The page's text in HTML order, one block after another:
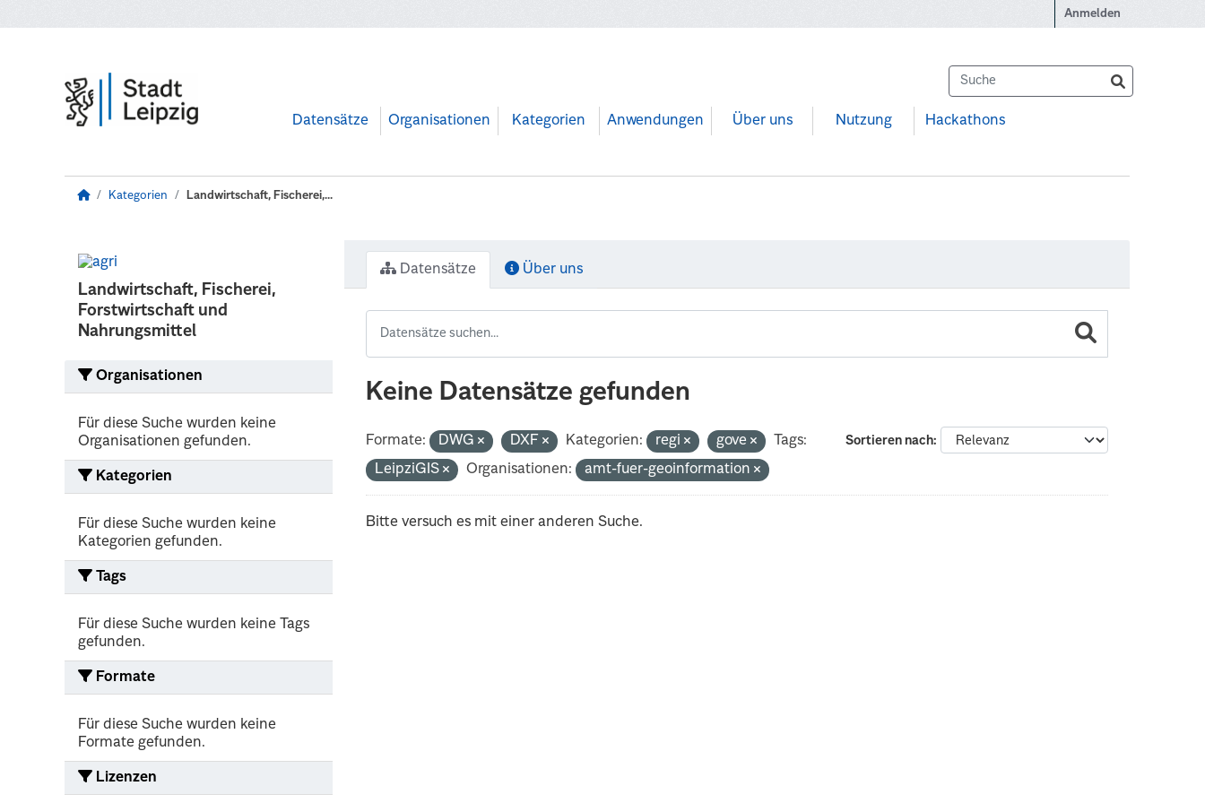
Anmelden
Datensätze Organisationen Kategorien Anwendungen Über uns Nutzung Hackathons
Kategorien Landwirtschaft, Fischerei,...
Landwirtschaft, Fischerei,
Forstwirtschaft und
Nahrungsmittel
Organisationen
Für diese Suche wurden keine
Organisationen gefunden.
Kategorien
Für diese Suche wurden keine
Kategorien gefunden.
Tags
Für diese Suche wurden keine Tags
gefunden.
Formate
Für diese Suche wurden keine
Formate gefunden.
Lizenzen
Datensätze Über uns
Keine Datensätze gefunden
Sortieren nach
Formate: DWG DXF Kategorien: regi gove
Tags:
LeipziGIS
Organisationen: amt-fuer-geoinformation
Bitte versuch es mit einer anderen Suche.